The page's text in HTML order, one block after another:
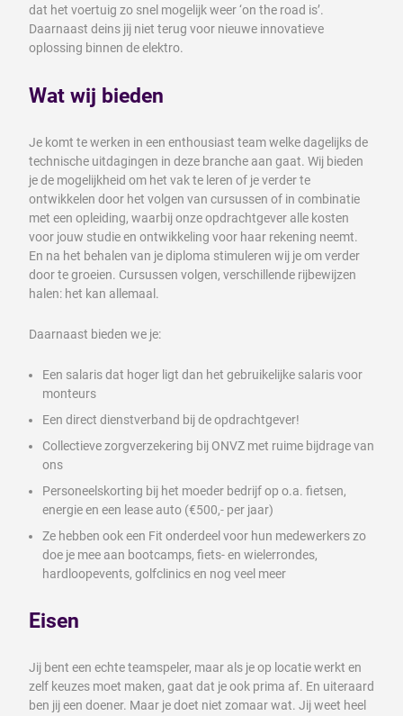
dat het voertuig zo snel mogelijk weer ‘on the road is’.
Daarnaast deins jij niet terug voor nieuwe innovatieve
oplossing binnen de elektro.
Wat wij bieden
Je komt te werken in een enthousiast team welke dagelijks de
technische uitdagingen in deze branche aan gaat. Wij bieden
je de mogelijkheid om het vak te leren of je verder te
ontwikkelen door het volgen van cursussen of in combinatie
met een opleiding, waarbij onze opdrachtgever alle kosten
voor jouw studie en ontwikkeling voor haar rekening neemt.
En na het behalen van je diploma stimuleren wij je om verder
door te groeien. Cursussen volgen, verschillende rijbewijzen
halen: het kan allemaal.
Daarnaast bieden we je:
Een salaris dat hoger ligt dan het gebruikelijke salaris voor
monteurs
Een direct dienstverband bij de opdrachtgever!
Collectieve zorgverzekering bij ONVZ met ruime bijdrage van
ons
Personeelskorting bij het moeder bedrijf op o.a. fietsen,
energie en een lease auto (€500,- per jaar)
Ze hebben ook een Fit onderdeel voor hun medewerkers zo
doe je mee aan bootcamps, fiets- en wielerrondes,
hardloopevents, golfclinics en nog veel meer
Eisen
Jij bent een echte teamspeler, maar als je op locatie werkt en
zelf keuzes moet maken, gaat dat je ook prima af. En uiteraard
ben jij een doener. Maar je doet niet zomaar wat. Jij weet heel